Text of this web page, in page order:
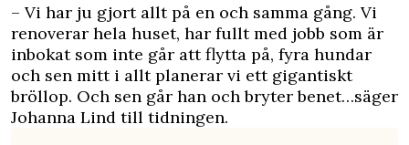
– Vi har ju gjort allt på en och samma gång. Vi
renoverar hela huset, har fullt med jobb som är
inbokat som inte går att flytta på, fyra hundar
och sen mitt i allt planerar vi ett gigantiskt
bröllop. Och sen går han och bryter benet…säger
Johanna Lind till tidningen.